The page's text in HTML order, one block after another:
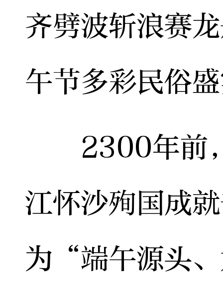
齐劈波斩浪赛
午节多彩民俗
2300年前，
江怀沙殉国成
为“端午源头